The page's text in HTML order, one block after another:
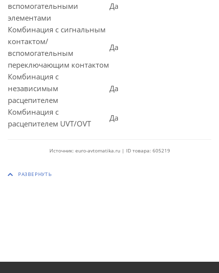
вспомогательными
элементами
Да
Комбинация с сигнальным
контактом/
вспомогательным
переключающим контактом
Да
Комбинация с
независимым
расцепителем
Да
Комбинация с
расцепителем UVT/OVT
Да
Источник: euro-avtomatika.ru | ID товара: 605219